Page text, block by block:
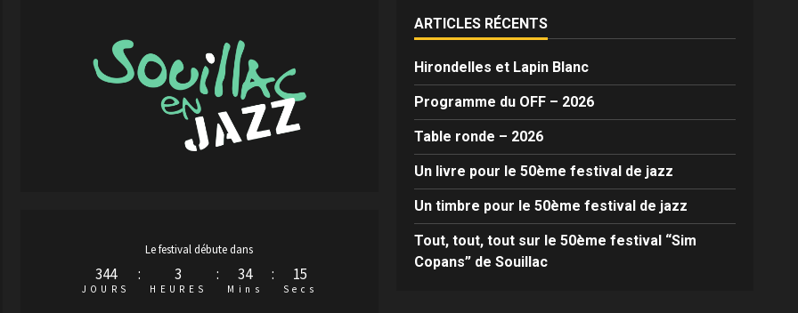
Le festival débute dans
344
JOURS
: 3
HEURES
: 34
Mins
: 13
Secs
ARTICLES RÉCENTS
Hirondelles et Lapin Blanc
Programme du OFF – 2026
Table ronde – 2026
Un livre pour le 50ème festival de jazz
Un timbre pour le 50ème festival de jazz
Tout, tout, tout sur le 50ème festival “Sim
Copans” de Souillac